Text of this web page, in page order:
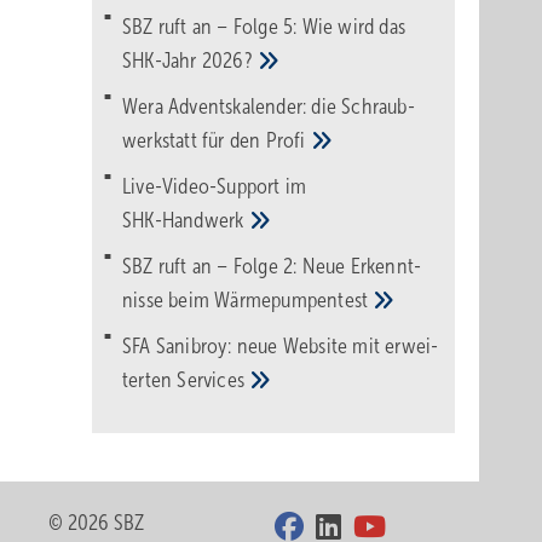
SBZ ruft an – Folge 5: Wie wird das
SHK-Jahr 2026?
Wera Adventskalender: die Schraub­
werk­statt für den Pro­fi
Live-Video-Support im
SHK-Handwerk
SBZ ruft an – Folge 2: Neue Erkennt­
nisse beimWärme­pumpen­test
SFA Sanibroy: neue Web­site mit erwei­
tertenServices
© 2026 SBZ